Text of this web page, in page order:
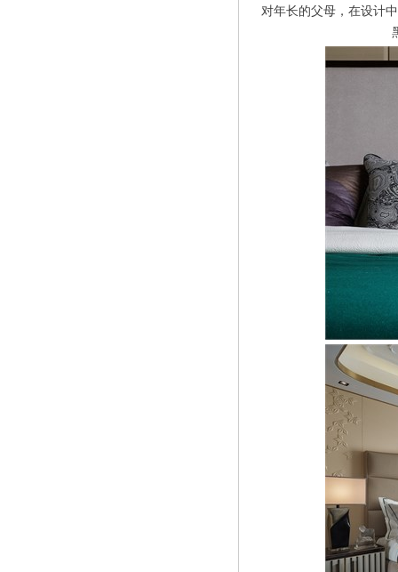
对年长的父母，在设计